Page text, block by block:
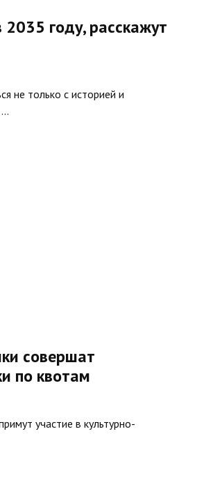
году, расскажут
не только с историей и
совершат
по квотам
участие в культурно-